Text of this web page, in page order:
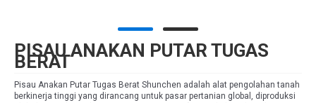
PISAU ANAKAN PUTAR TUGAS
BERAT
Pisau Anakan Putar Tugas Berat Shunchen adalah alat pengolahan tanah
berkinerja tinggi yang dirancang untuk pasar pertanian global, diproduksi